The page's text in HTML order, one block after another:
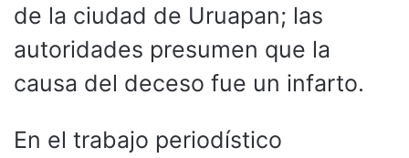
de la ciudad de Uruapan; las
autoridades presumen que la
causa del deceso fue un infarto.
En el trabajo periodístico